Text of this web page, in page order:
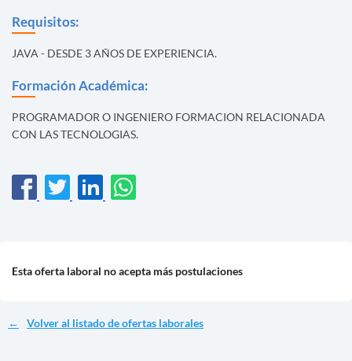
Requisitos:
JAVA - DESDE 3 AÑOS DE EXPERIENCIA.
Formación Académica:
PROGRAMADOR O INGENIERO FORMACION RELACIONADA
CON LAS TECNOLOGIAS.
Esta oferta laboral no acepta más postulaciones
Volver al listado de ofertas laborales